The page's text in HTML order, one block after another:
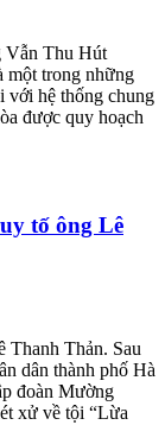
Vẫn Thu Hút
một trong những
với hệ thống chung
được quy hoạch
tố ông Lê
Thanh Thản. Sau
dân thành phố Hà
đoàn Mường
xử về tội “Lừa